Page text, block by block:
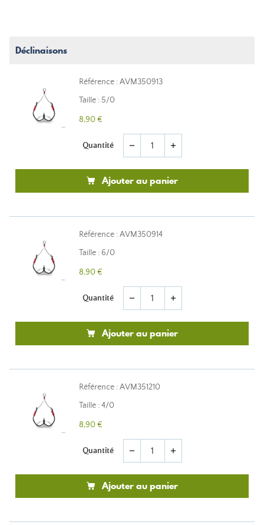
Déclinaisons
Référence : AVM350913
Taille : 5/0
8,90 €
Quantité remove add
Ajouter au panier
Référence : AVM350914
Taille : 6/0
8,90 €
Quantité remove add
Ajouter au panier
Référence : AVM351210
Taille : 4/0
8,90 €
Quantité remove add
Ajouter au panier